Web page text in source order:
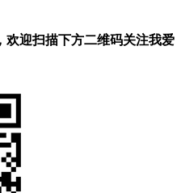
欢迎扫描下方二维码关注我爱